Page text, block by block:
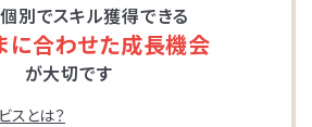
別でスキル獲得できる
に合わせた成長機会
が大切です
スとは？
富士見市
蕨市
千代田区
西東京市
相模原市緑区
横浜市神奈川区
堺市堺区
大阪市住吉区